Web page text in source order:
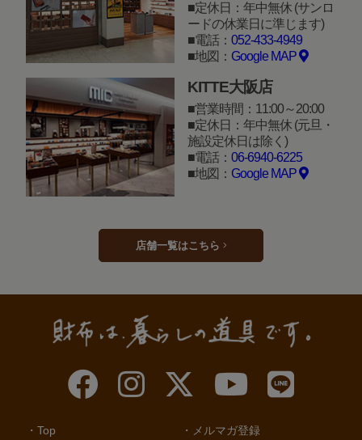
定休日：年中無休 (サンロ
ードの休業日に準じます)
電話： 052-433-4949
地図： Google MAP
KITTE大阪店
営業時間：11:00～20:00
定休日：年中無休 (元旦・
施設定休日は除く)
電話： 06-6940-6225
地図： Google MAP
店舗一覧はこちら
Top メルマガ登録